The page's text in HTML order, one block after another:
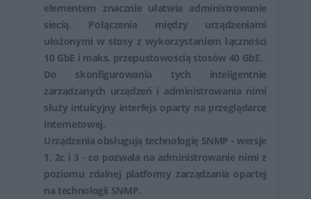
elementem znacznie ułatwia administrowanie
siecią. Połączenia między urządzeniami
ułożonymi w stosy z wykorzystaniem łączności
10 GbE i maks. przepustowością stosów 40 GbE.
Do skonfigurowania tych inteligentnie
zarządzanych urządzeń i administrowania nimi
służy intuicyjny interfejs oparty na przeglądarce
internetowej.
Urządzenia obsługują technologię SNMP - wersje
1, 2c i 3 - co pozwala na administrowanie nimi z
poziomu zdalnej platformy zarządzania opartej
na technologii SNMP.